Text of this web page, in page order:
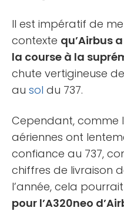
Il est impératif de
contexte qu’Airbus
la course à la
chute vertigineuse
au sol du 737.
Cependant, comme
aériennes ont
confiance au 737,
chiffres de livraison
l’année, cela
pour l’A320neo